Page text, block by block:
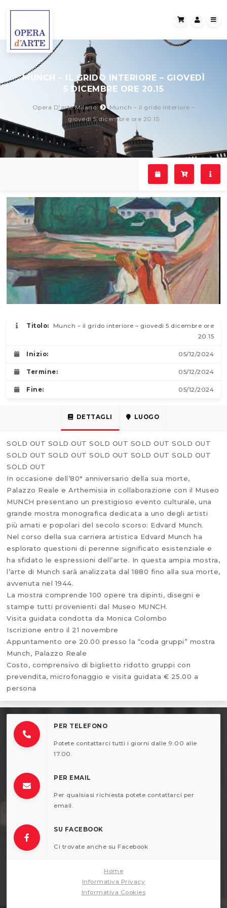
MUNCH – IL GRIDO INTERIORE – GIOVEDÌ
5 DICEMBRE ORE 20.15
Opera D'arte Milano
Munch – il grido interiore –
giovedì 5 dicembre ore 20.15
Titolo:
Munch – il grido interiore – giovedì 5 dicembre ore
20.15
Inizio: 05/12/2024
Termine: 05/12/2024
Fine: 05/12/2024
DETTAGLI LUOGO
SOLD OUT SOLD OUT SOLD OUT SOLD OUT SOLD OUT
SOLD OUT SOLD OUT SOLD OUT SOLD OUT SOLD OUT
SOLD OUT
In occasione dell’80° anniversario della sua morte,
Palazzo Reale e Arthemisia in collaborazione con il Museo
MUNCH presentano un prestigioso evento culturale, una
grande mostra monografica dedicata a uno degli artisti
più amati e popolari del secolo scorso: Edvard Munch.
Nel corso della sua carriera artistica Edvard Munch ha
esplorato questioni di perenne significato esistenziale e
ha sfidato le espressioni dell’arte. In questa ampia mostra,
l’arte di Munch sarà analizzata dal 1880 fino alla sua morte,
avvenuta nel 1944.
La mostra comprende 100 opere tra dipinti, disegni e
stampe tutti provenienti dal Museo MUNCH.
Visita guidata condotta da Monica Colombo
Iscrizione entro il 21 novembre
Appuntamento ore 20.00 presso la “coda gruppi” mostra
Munch, Palazzo Reale
Costo, comprensivo di biglietto ridotto gruppi con
prevendita, microfonaggio e visita guidata € 25.00 a
persona
PER TELEFONO
Potete contattarci tutti i giorni dalle 9.00 alle
17.00.
PER EMAIL
Per qualsiasi richiesta potete contattarci per
email.
SU FACEBOOK
Ci trovate anche su Facebook
Home
Informativa Privacy
Informativa Cookies